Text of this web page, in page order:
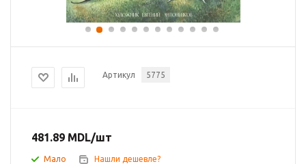
Артикул 5775
481.89 MDL/шт
Мало Нашли дешевле?